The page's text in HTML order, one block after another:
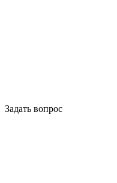
Задать вопрос